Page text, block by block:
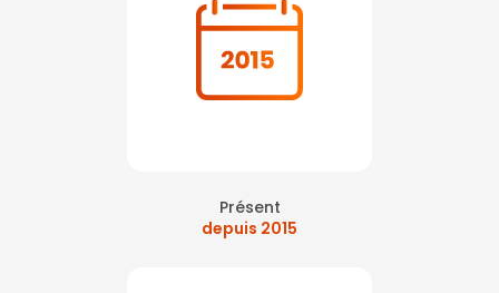
Présent
depuis 2015